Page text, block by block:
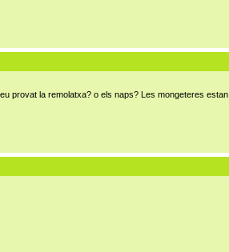
provat la remolatxa? o els naps? Les mongeteres